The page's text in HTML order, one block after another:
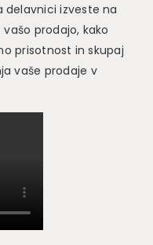
delavnici izveste na
prodajo, kako
prisotnost in skupaj
vaše prodaje v